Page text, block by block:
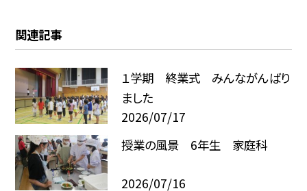
関連記事
１学期 終業式 みんながんばり
ました
2026/07/17
授業の風景 6年生 家庭科
2026/07/16